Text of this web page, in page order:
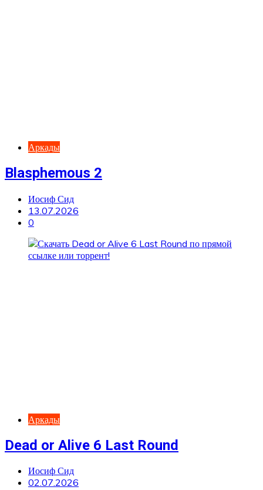
Аркады
Blasphemous 2
Иосиф Сид
13.07.2026
0
Аркады
Dead or Alive 6 Last Round
Иосиф Сид
02.07.2026